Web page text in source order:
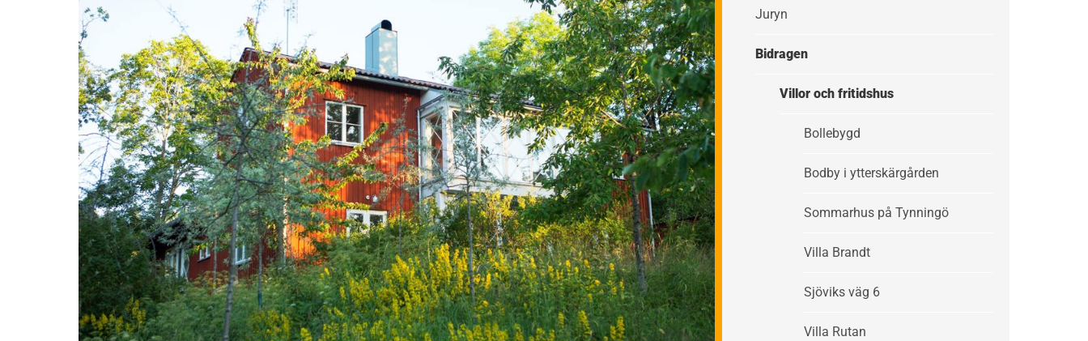
Juryn
Bidragen
Villor och fritidshus
Bollebygd
Bodby i ytterskärgården
Sommarhus på Tynningö
Villa Brandt
Sjöviks väg 6
Villa Rutan